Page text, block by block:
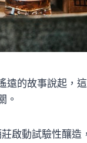
遠的故事說起，
。
啟動試驗性釀